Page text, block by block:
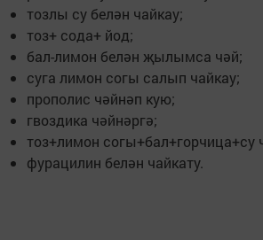
тозлы су белән чайкау;
тоз+ сода+ йод;
бал-лимон белән җылымса чәй;
суга лимон согы салып чайкау;
прополис чәйнәп кую;
гвоздика чәйнәргә;
тоз+лимон согы+бал+горчица+су
фурацилин белән чайкату.